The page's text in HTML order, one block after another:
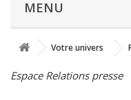
MENU
Votre univers
Espace Relations presse